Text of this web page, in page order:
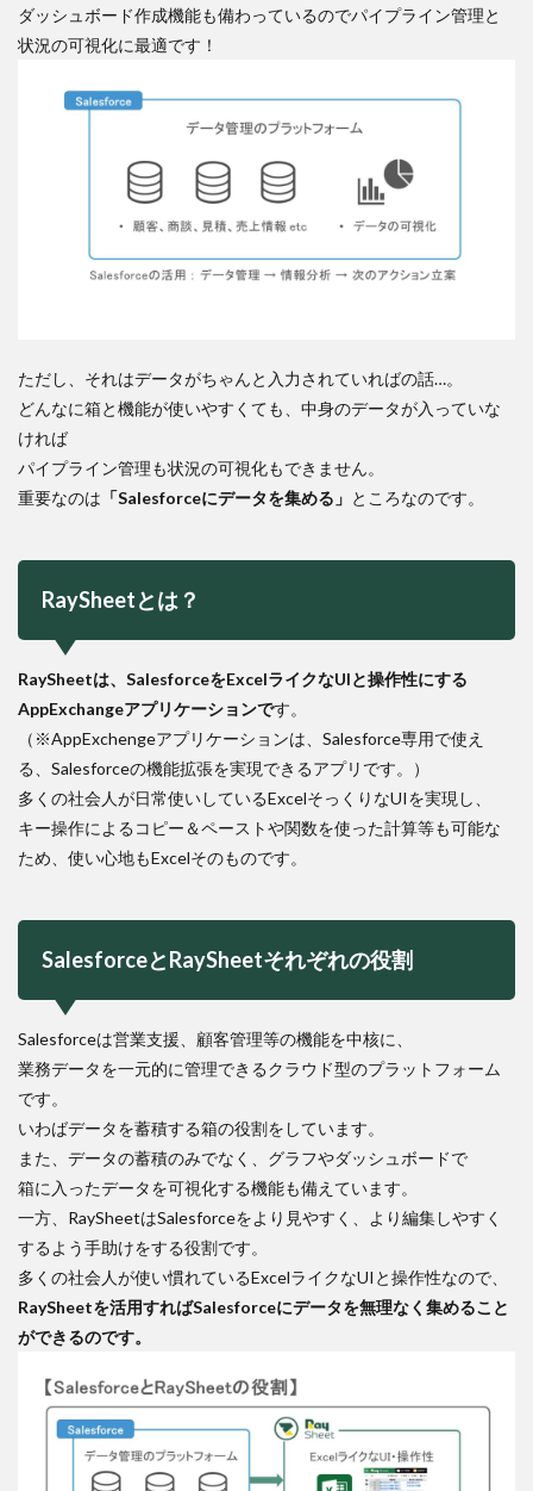
ダッシュボード作成機能も備わっているのでパイプライン管理と
状況の可視化に最適です！
ただし、それはデータがちゃんと入力されていればの話…。
どんなに箱と機能が使いやすくても、中身のデータが入っていな
ければ
パイプライン管理も状況の可視化もできません。
重要なのは 「Salesforceにデータを集める」 ところなのです。
RaySheetとは？
RaySheetは、SalesforceをExcelライクなUIと操作性にする
AppExchangeアプリケーションです。
（※AppExchengeアプリケーションは、Salesforce専用で使え
る、Salesforceの機能拡張を実現できるアプリです。）
多くの社会人が日常使いしているExcelそっくりなUIを実現し、
キー操作によるコピー＆ペーストや関数を使った計算等も可能な
ため、使い心地もExcelそのものです。
SalesforceとRaySheetそれぞれの役割
Salesforceは営業支援、顧客管理等の機能を中核に、
業務データを一元的に管理できるクラウド型のプラットフォーム
です。
いわばデータを蓄積する箱の役割をしています。
また、データの蓄積のみでなく、グラフやダッシュボードで
箱に入ったデータを可視化する機能も備えています。
一方、RaySheetはSalesforceをより見やすく、より編集しやすく
するよう手助けをする役割です。
多くの社会人が使い慣れているExcelライクなUIと操作性なので、
RaySheetを活用すればSalesforceにデータを無理なく集めること
ができるのです。